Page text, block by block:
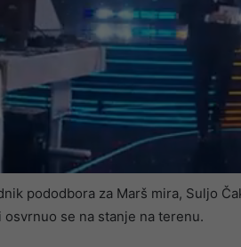
pododbora za Marš mira, Suljo
osvrnuo se na stanje na terenu.